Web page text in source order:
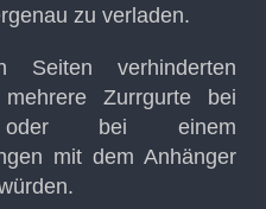
zu verladen.
Seiten verhinderten
Zurrgurte bei
oder bei einem
mit dem Anhänger